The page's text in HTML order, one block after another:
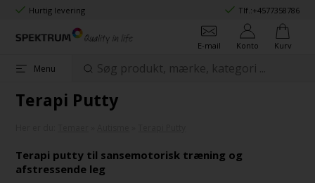
Hurtig levering Tlf.:+4577358786
E-mail Konto Kurv
Menu
Terapi Putty
Terapi putty til sansemotorisk træning og
afstressende leg